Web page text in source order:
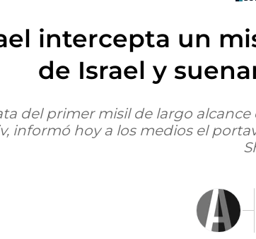
intercepta un
de Israel y
del primer misil de largo
informó hoy a los medios el